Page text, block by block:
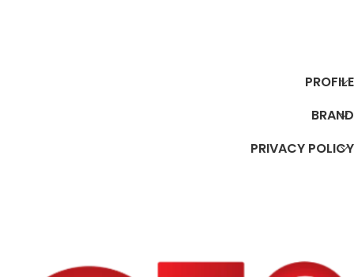
PROFILE
BRAND
PRIVACY POLICY